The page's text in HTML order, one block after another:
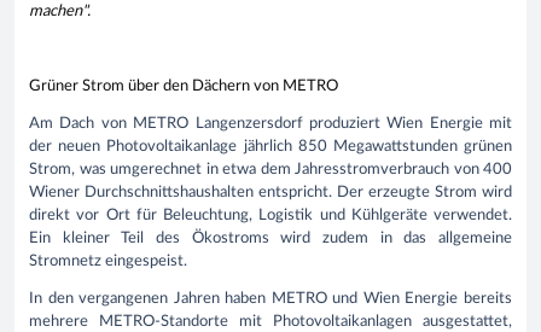
machen".
Grüner Strom über den Dächern von METRO
Am Dach von METRO Langenzersdorf produziert Wien Energie mit
der neuen Photovoltaikanlage jährlich 850 Megawattstunden grünen
Strom, was umgerechnet in etwa dem Jahresstromverbrauch von 400
Wiener Durchschnittshaushalten entspricht. Der erzeugte Strom wird
direkt vor Ort für Beleuchtung, Logistik und Kühlgeräte verwendet.
Ein kleiner Teil des Ökostroms wird zudem in das allgemeine
Stromnetz eingespeist.
In den vergangenen Jahren haben METRO und Wien Energie bereits
mehrere METRO-Standorte mit Photovoltaikanlagen ausgestattet,